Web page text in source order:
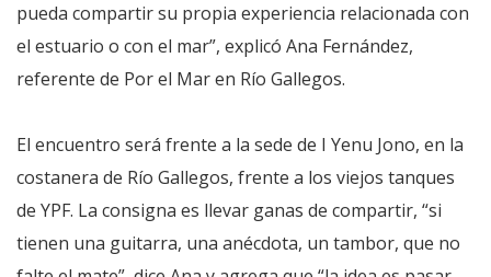
pueda compartir su propia experiencia relacionada con
el estuario o con el mar”, explicó Ana Fernández,
referente de Por el Mar en Río Gallegos.
El encuentro será frente a la sede de I Yenu Jono, en la
costanera de Río Gallegos, frente a los viejos tanques
de YPF. La consigna es llevar ganas de compartir, “si
tienen una guitarra, una anécdota, un tambor, que no